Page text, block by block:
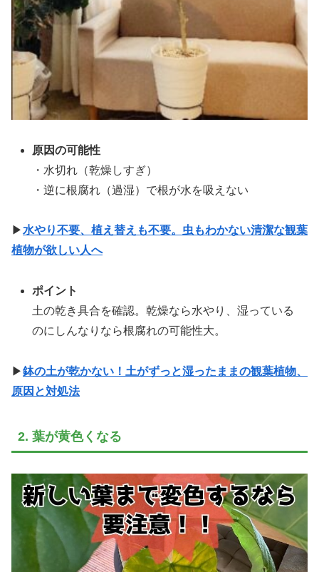
原因の可能性
・水切れ（乾燥しすぎ）
・逆に根腐れ（過湿）で根が水を吸えない
▶ 水やり不要、植え替えも不要。虫もわかない清潔な観葉
植物が欲しい人へ
ポイント
土の乾き具合を確認。乾燥なら水やり、湿っている
のにしんなりなら根腐れの可能性大。
▶鉢の土が乾かない！土がずっと湿ったままの観葉植物、
原因と対処法
2. 葉が黄色くなる